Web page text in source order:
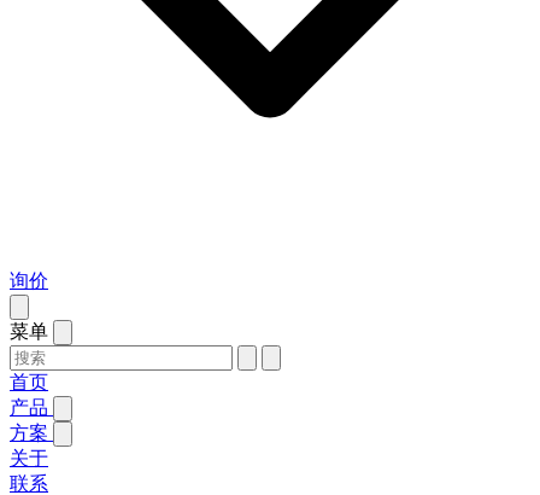
询价
菜单
首页
产品
方案
关于
联系